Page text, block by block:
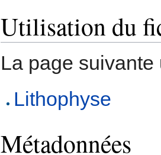
Utilisation du
La page
Lithophyse
Métadonnées